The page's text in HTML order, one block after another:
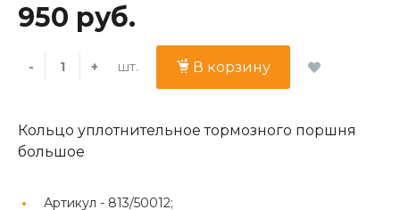
950 руб.
- + шт. В корзину
Кольцо уплотнительное тормозного поршня
большое
Артикул - 813/50012;